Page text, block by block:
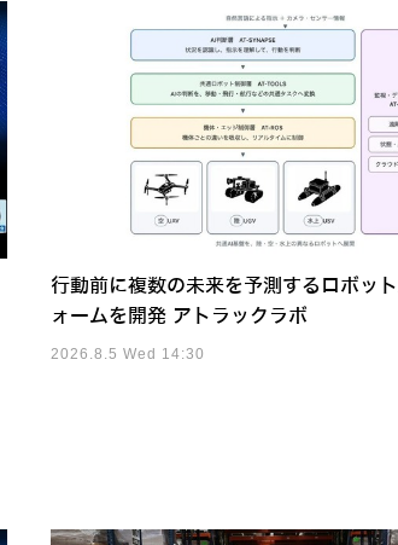
行動前に複数の未来を予測するロボッ
ォームを開発 アトラックラボ
2026.8.5 Wed 14:30